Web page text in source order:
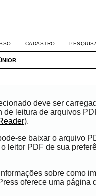
CADASTRO
deve ser
de leitura de arquivos
).
se baixar o arquivo
leitor PDF de sua
sobre como
oferece uma página